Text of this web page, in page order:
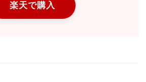
楽天で購入